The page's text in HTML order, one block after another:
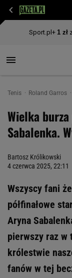
Tenis Roland Garros
Wielka
Sabalenka.
Bartosz Królikowski
4 czerwca 2025, 22:11
Wszyscy fani
półfinałowe
Aryna
pierwszy raz w
królestwie
fanów w tej